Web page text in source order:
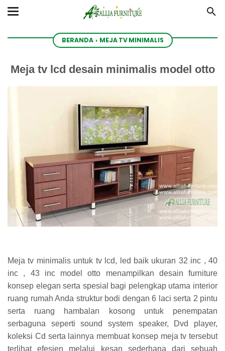
BERANDA › MEJA TV MINIMALIS
Meja tv lcd desain minimalis model otto
Meja tv minimalis untuk tv lcd, led baik ukuran 32 inc , 40
inc , 43 inc model otto menampilkan desain furniture
konsep elegan serta spesial bagi pelengkap utama interior
ruang rumah Anda struktur bodi dengan 6 laci serta 2 pintu
serta ruang hambalan kosong untuk penempatan
serbaguna seperti sound system speaker, Dvd player,
koleksi Cd serta lainnya membuat konsep meja tv tersebut
terlihat efesien melalui kesan sederhana dari sebuah